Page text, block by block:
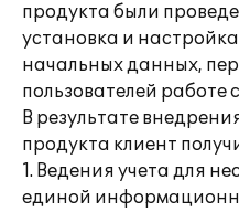
продукта были
установка и
начальных данных,
пользователей работе
В результате
продукта клиент
1. Ведения учета для
единой